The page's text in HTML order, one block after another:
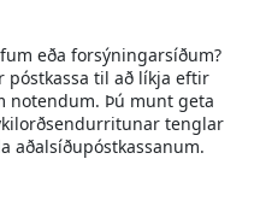
eða forsýningarsíðum?
til að líkja eftir
notendum. Þú munt geta
tenglar
aðalsíðupóstkassanum.